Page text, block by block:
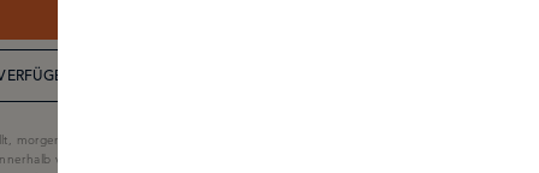
IN DER BOUTIQUE
morgen geliefert
von 60 Tagen